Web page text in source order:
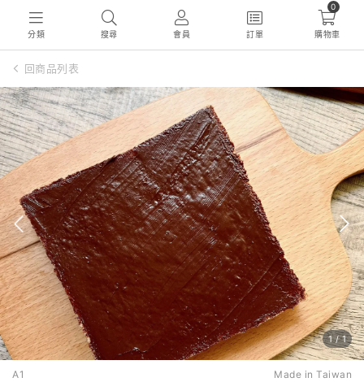
分類 搜尋 會員 訂單
0
購物車
回商品列表
1/1
A1 Made in Taiwan